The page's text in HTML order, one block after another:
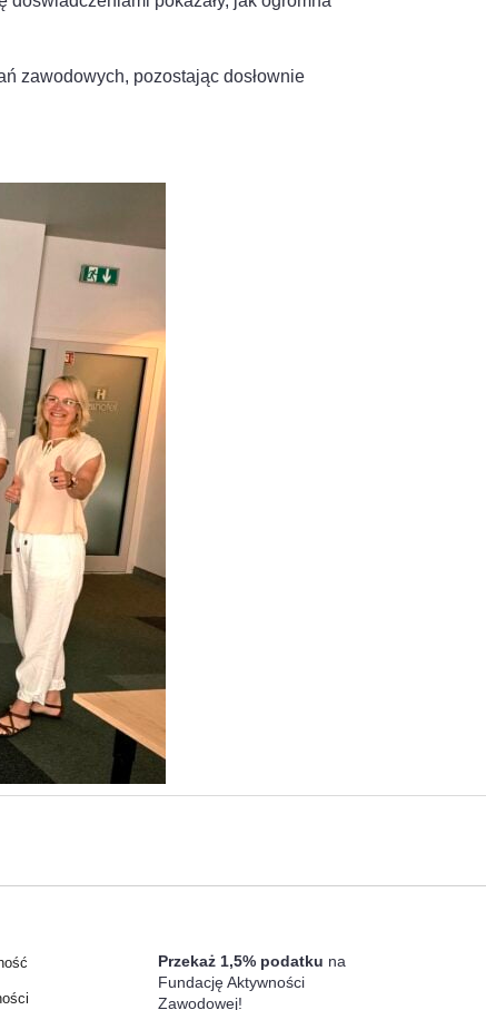
zawodowych, pozostając dosłownie
Przekaż 1,5% podatku na
Fundację Aktywności
Zawodowej!